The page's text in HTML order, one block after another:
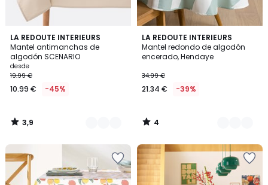
LA REDOUTE INTERIEURS
Mantel antimanchas de
algodón SCENARIO
desde
19.99 €
10.99 € -45%
3,9
/ 5
12
Colores
3,9
/
LA REDOUTE INTERIEURS
Mantel redondo de algodón
encerado, Hendaye
34.99 €
21.34 € -39%
4
/
5
2
Colores
4
/